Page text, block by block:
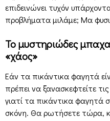
επιδεινώνει τυχόν
προβλήματα μιλάμε; Μα
Το μυστηριώδες
«χάος»
Εάν τα πικάντικα φαγητά
πρέπει να ξανασκεφτείτε
γιατί τα πικάντικα φαγητά
σκόνη. Θα ρωτήσετε τώρα,